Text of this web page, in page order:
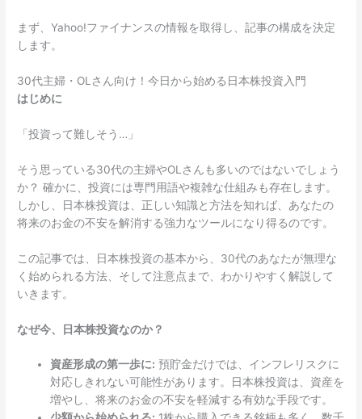
まず、Yahoo!ファイナンスの情報を取得し、記事の構成を決定
します。
30代主婦・OLさん向け！今日から始める日本株投資入門
はじめに
「投資って難しそう…」
そう思っている30代の主婦やOLさんも多いのではないでしょう
か？ 確かに、投資には専門用語や複雑な仕組みも存在します。
しかし、日本株投資は、正しい知識と方法を知れば、あなたの
将来のお金の不安を解消する強力なツールになり得るのです。
この記事では、日本株投資の基本から、30代のあなたが無理な
く始められる方法、そして注意点まで、わかりやすく解説して
いきます。
なぜ今、日本株投資なのか？
資産形成の第一歩に: 預貯金だけでは、インフレリスクに
対応しきれない可能性があります。日本株投資は、資産を
増やし、将来のお金の不安を軽減する有効な手段です。